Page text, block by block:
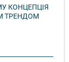
КОНЦЕПЦІЯ
ТРЕНДОМ